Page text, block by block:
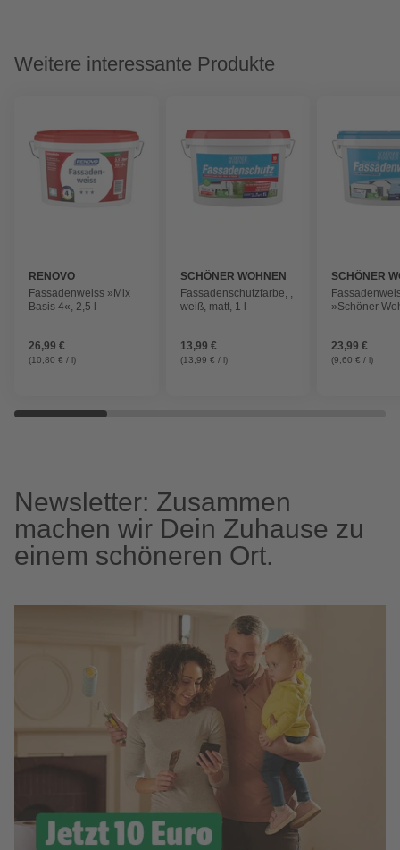
Weitere interessante Produkte
RENOVO
Fassadenweiss »Mix
Basis 4«, 2,5 l
26,99 €
(10,80 € / l)
SCHÖNER WOHNEN
FARBE
Fassadenschutzfarbe, ,
weiß, matt, 1 l
13,99 €
(13,99 € / l)
SCHÖNER
FARBE
»Schöner
23,99 €
(9,60 € / l)
Newsletter: Zusammen
machen wir Dein Zuhause zu
einem schöneren Ort.